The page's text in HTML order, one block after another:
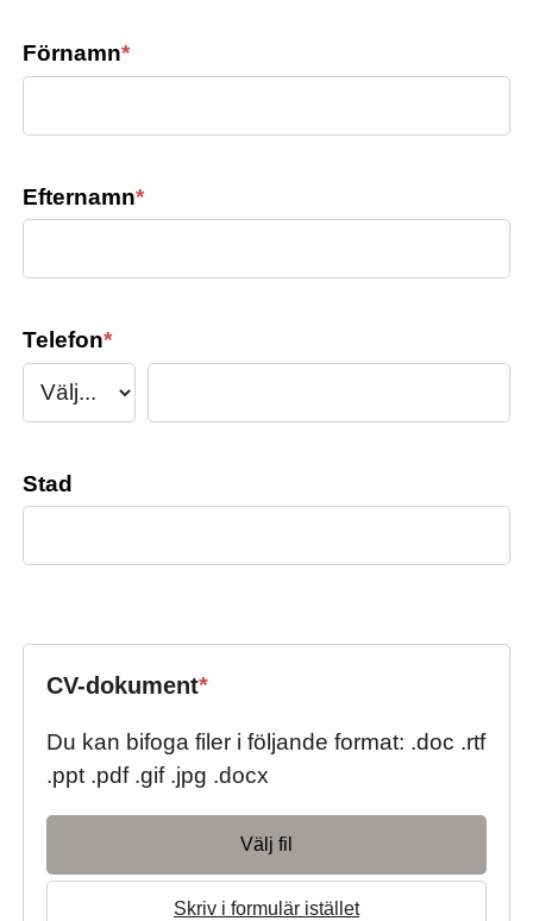
Förnamn*
Efternamn*
Telefon*
Stad
CV-dokument*
Du kan bifoga filer i följande format: .doc .rtf
.ppt .pdf .gif .jpg .docx
Välj fil
Skriv i formulär istället